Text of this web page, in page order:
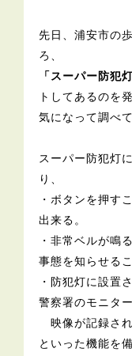
先日、浦安市の
ろ、
「スーパー防犯
トしてあるのを発
気になって調べ
スーパー防犯灯
り、
・ボタンを押す
出来る。
・非常ベルが鳴
事態を知らせる
・防犯灯に設置
警察署のモニタ
映像が記録され
といった機能を